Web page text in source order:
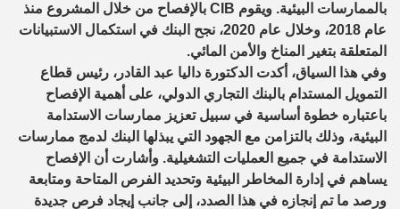
بالممارسات البيئية. ويقوم CIB بالإفصاح من خلال المشروع منذ
عام 2018، وخلال عام 2020، نجح البنك في استكمال الاستبيانات
المتعلقة بتغير المناخ والأمن المائي.
وفي هذا السياق، أكدت الدكتورة داليا عبد القادر، رئيس قطاع
التمويل المستدام بالبنك التجاري الدولي، على أهمية الإفصاح
باعتباره خطوة أساسية في سبيل تعزيز ممارسات الاستدامة
البيئية، وذلك بالتزامن مع الجهود التي يبذلها البنك لدمج ممارسات
الاستدامة في جميع العمليات التشغيلية. وأشارت أن الإفصاح
يساهم في إدارة المخاطر البيئية وتحديد الفرص المتاحة ومتابعة
ورصد ما تم إنجازه في هذا الصدد، إلى جانب إيجاد فرص جديدة